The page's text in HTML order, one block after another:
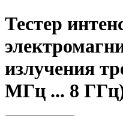
Тестер
излучения
МГц ... 8